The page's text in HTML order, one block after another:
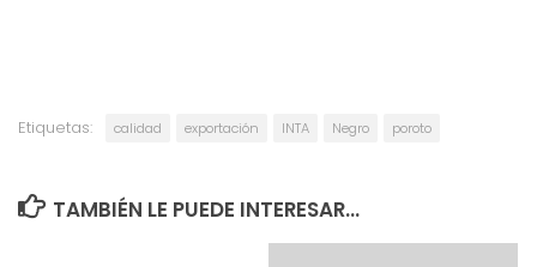
Etiquetas: calidad exportación INTA Negro poroto
TAMBIÉN LE PUEDE INTERESAR...